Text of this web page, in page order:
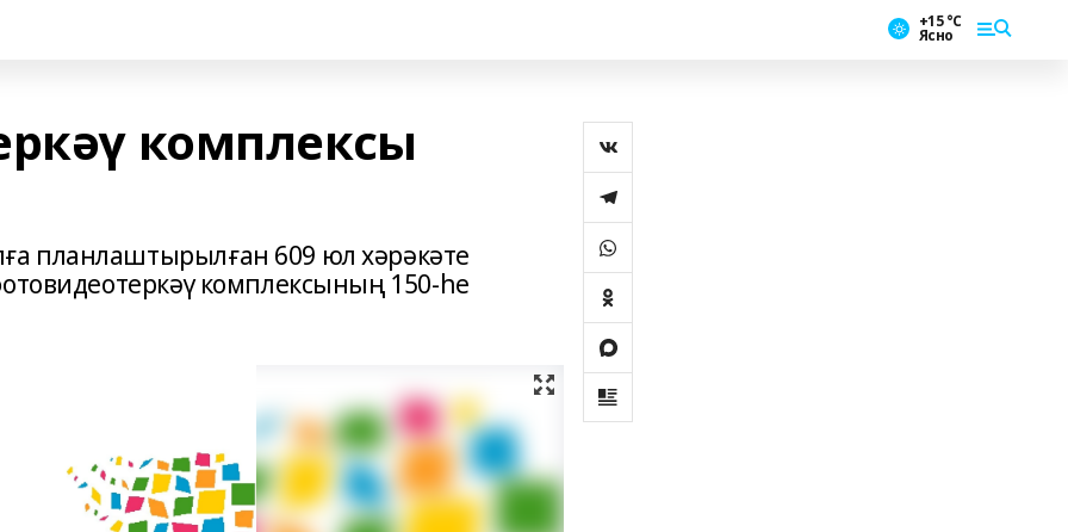
+15 °С
Ясно
комплексы
планлаштырылған 609 юл хәрәкәте
комплексының 150-һе